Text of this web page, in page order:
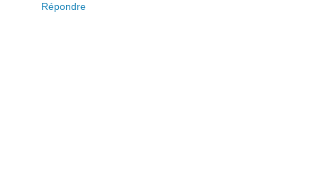
Répondre